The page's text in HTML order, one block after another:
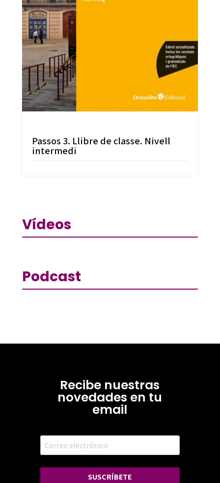
Passos 3. Llibre de classe. Nivell
intermedi
Vídeos
Podcast
Recibe nuestras
novedades en tu
email
SUSCRÍBETE